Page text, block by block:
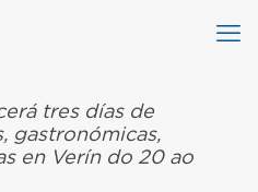
tres días de
gastronómicas,
en Verín do 20 ao